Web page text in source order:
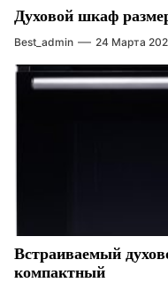
Духовой шкаф
Best_admin 24 Марта
Встраиваемый
компактный